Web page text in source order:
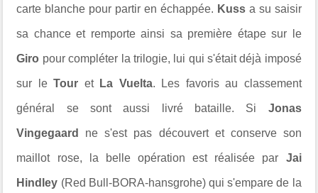
carte blanche pour partir en échappée. Kuss a su saisir
sa chance et remporte ainsi sa première étape sur le
Giro pour compléter la trilogie, lui qui s'était déjà imposé
sur leTour et La Vuelta. Les favoris au classement
général se sont aussi livré bataille. Si Jonas
Vingegaard ne s'est pas découvert et conserve son
maillot rose, la belle opération est réalisée par Jai
Hindley (Red Bull-BORA-hansgrohe) qui s'empare de la